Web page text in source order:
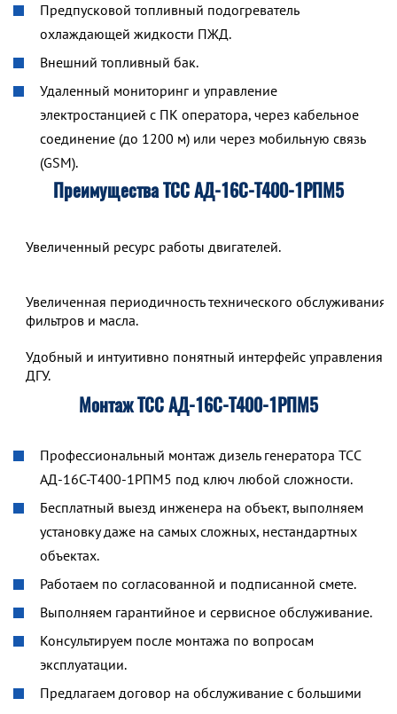
Предпусковой топливный подогреватель
охлаждающей жидкости ПЖД.
Внешний топливный бак.
Удаленный мониторинг и управление
электростанцией с ПК оператора, через кабельное
соединение (до 1200 м) или через мобильную связь
(GSM).
Преимущества ТСС АД-16С-Т400-1РПМ5
Увеличенный ресурс работы двигателей.
Увеличенная периодичность технического обслуживания,
фильтров и масла.
Удобный и интуитивно понятный интерфейс управления
ДГУ.
Монтаж ТСС АД-16С-Т400-1РПМ5
Профессиональный монтаж дизель генератора ТСС
АД-16С-Т400-1РПМ5 под ключ любой сложности.
Бесплатный выезд инженера на объект, выполняем
установку даже на самых сложных, нестандартных
объектах.
Работаем по согласованной и подписанной смете.
Выполняем гарантийное и сервисное обслуживание.
Консультируем после монтажа по вопросам
эксплуатации.
Предлагаем договор на обслуживание с большими